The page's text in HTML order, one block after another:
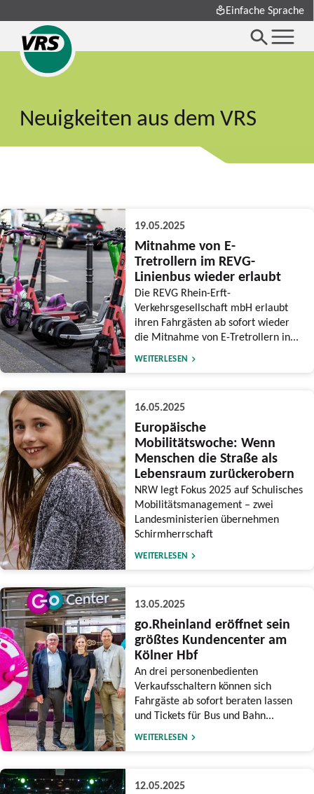
Einfache Sprache
Neuigkeiten aus dem VRS
19.05.2025
Mitnahme von E-
Tretrollern im REVG-
Linienbus wieder erlaubt
Die REVG Rhein-Erft-
Verkehrsgesellschaft mbH erlaubt
ihren Fahrgästen ab sofort wieder
die Mitnahme von E-Tretrollern in...
WEITERLESEN
16.05.2025
Europäische
Mobilitätswoche: Wenn
Menschen die Straße als
Lebensraum zurückerobern
NRW legt Fokus 2025 auf Schulisches
Mobilitätsmanagement – zwei
Landesministerien übernehmen
Schirmherrschaft
WEITERLESEN
13.05.2025
go.Rheinland eröffnet sein
größtes Kundencenter am
Kölner Hbf
An drei personenbedienten
Verkaufsschaltern können sich
Fahrgäste ab sofort beraten lassen
und Tickets für Bus und Bahn...
WEITERLESEN
12.05.2025